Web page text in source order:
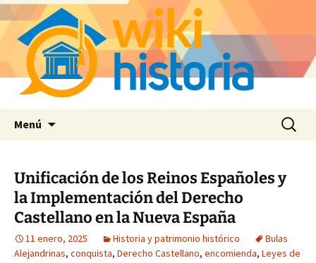
Menú Buscar:
Unificación de los Reinos Españoles y
la Implementación del Derecho
Castellano en la Nueva España
11 enero, 2025 Historia y patrimonio histórico
Bulas
Alejandrinas, conquista, Derecho Castellano, encomienda, Leyes de